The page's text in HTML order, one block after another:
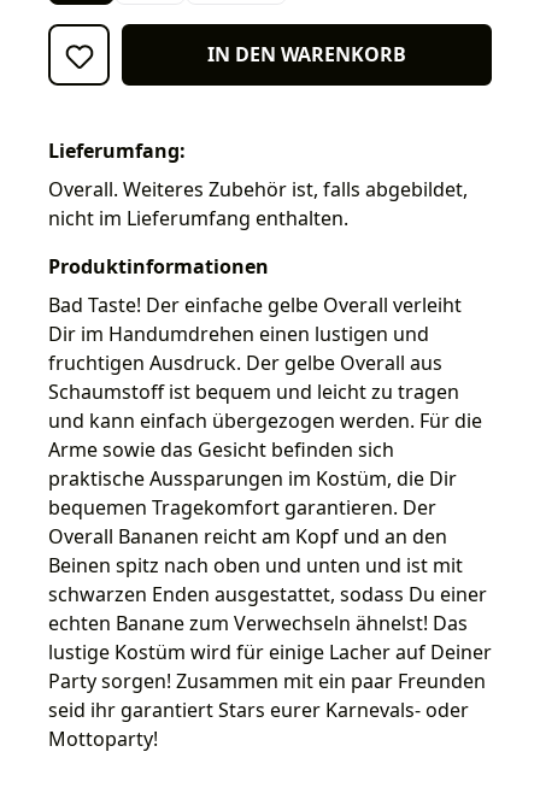
IN DEN WARENKORB
Lieferumfang:
Overall. Weiteres Zubehör ist, falls abgebildet,
nicht im Lieferumfang enthalten.
Produktinformationen
Bad Taste! Der einfache gelbe Overall verleiht
Dir im Handumdrehen einen lustigen und
fruchtigen Ausdruck. Der gelbe Overall aus
Schaumstoff ist bequem und leicht zu tragen
und kann einfach übergezogen werden. Für die
Arme sowie das Gesicht befinden sich
praktische Aussparungen im Kostüm, die Dir
bequemen Tragekomfort garantieren. Der
Overall Bananen reicht am Kopf und an den
Beinen spitz nach oben und unten und ist mit
schwarzen Enden ausgestattet, sodass Du einer
echten Banane zum Verwechseln ähnelst! Das
lustige Kostüm wird für einige Lacher auf Deiner
Party sorgen! Zusammen mit ein paar Freunden
seid ihr garantiert Stars eurer Karnevals- oder
Mottoparty!